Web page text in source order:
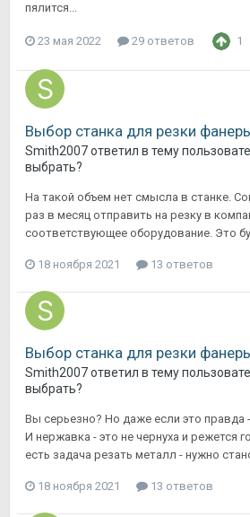
пялится...
23 мая 2022 29 ответов 1
Выбор станка для резки
Smith2007ответил в тему
выбрать?
На такой объем нет смысла в станке.
раз в месяц отправить на резку в
соответствующее оборудование. Это
18 ноября 2021 13 ответов
Выбор станка для резки
Smith2007ответил в тему
выбрать?
Вы серьезно? Но даже если это правда
И нержавка - это не чернуха и режется
есть задача резать металл - нужно
18 ноября 2021 13 ответов